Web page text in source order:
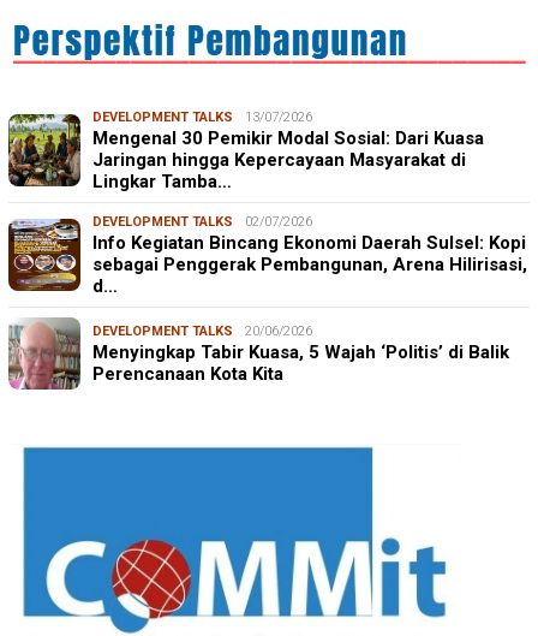
DEVELOPMENT TALKS 13/07/2026
Mengenal 30 Pemikir Modal Sosial: Dari Kuasa
Jaringan hingga Kepercayaan Masyarakat di
Lingkar Tamba…
DEVELOPMENT TALKS 02/07/2026
Info Kegiatan Bincang Ekonomi Daerah Sulsel: Kopi
sebagai Penggerak Pembangunan, Arena Hilirisasi,
d…
DEVELOPMENT TALKS 20/06/2026
Menyingkap Tabir Kuasa, 5 Wajah ‘Politis’ di Balik
Perencanaan Kota Kita